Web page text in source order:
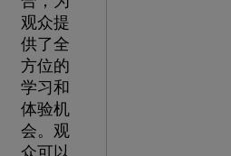
观众提
供了全
方位的
学习和
体验机
会。观